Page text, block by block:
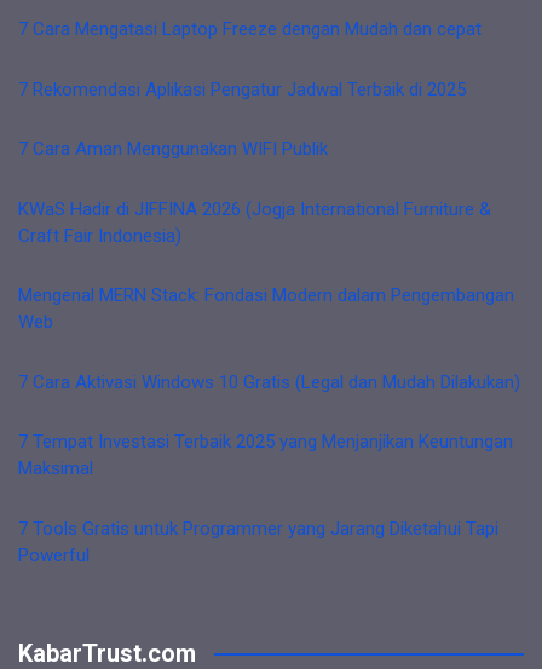
7 Cara Mengatasi Laptop Freeze dengan Mudah dan cepat
7 Rekomendasi Aplikasi Pengatur Jadwal Terbaik di 2025
7 Cara Aman Menggunakan WIFI Publik
KWaS Hadir di JIFFINA 2026 (Jogja International Furniture &
Craft Fair Indonesia)
Mengenal MERN Stack: Fondasi Modern dalam Pengembangan
Web
7 Cara Aktivasi Windows 10 Gratis (Legal dan Mudah Dilakukan)
7 Tempat Investasi Terbaik 2025 yang Menjanjikan Keuntungan
Maksimal
7 Tools Gratis untuk Programmer yang Jarang Diketahui Tapi
Powerful
KabarTrust.com